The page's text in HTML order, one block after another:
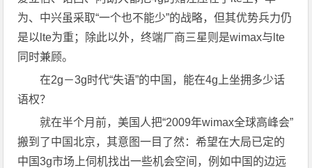
为、中兴虽采取“一个也不能少”的战略，但其优势兵力仍
是以lte为重；除此以外，终端厂商三星则是wimax与lte
同时兼顾。
在2g－3g时代“失语”的中国，能在4g上坐拥多少话
语权？
就在半个月前，美国人把“2009年wimax全球高峰会”
搬到了中国北京，其意图一目了然：希望在大局已定的
中国3g市场上伺机找出一些机会空间，例如中国的边远